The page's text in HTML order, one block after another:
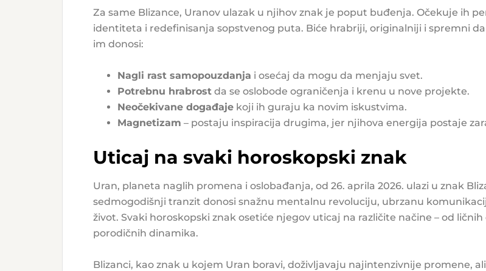
Za same Blizance, Uranov ulazak u njihov znak je poput buđenja. Očekuje ih
identiteta i redefinisanja sopstvenog puta. Biće hrabriji, originalniji i spremni
im donosi:
Nagli rast samopouzdanja i osećaj da mogu da menjaju svet.
Potrebnu hrabrost da se oslobode ograničenja i krenu u nove projekte.
Neočekivane događaje koji ih guraju ka novim iskustvima.
Magnetizam – postaju inspiracija drugima, jer njihova energija postaje
Uticaj na svaki horoskopski znak
Uran, planeta naglih promena i oslobađanja, od 26. aprila 2026. ulazi u znak
sedmogodišnji tranzit donosi snažnu mentalnu revoluciju, ubrzanu
život. Svaki horoskopski znak osetiće njegov uticaj na različite načine – od
porodičnih dinamika.
Blizanci, kao znak u kojem Uran boravi, doživljavaju najintenzivnije promene,